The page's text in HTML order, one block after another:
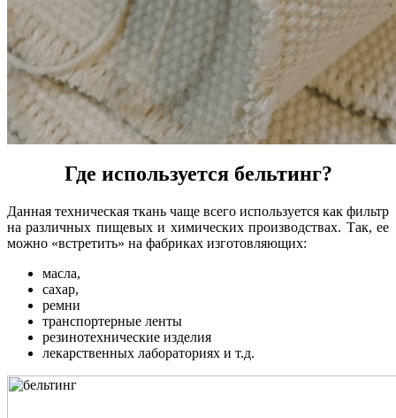
Где используется бельтинг?
Данная техническая ткань чаще всего используется как фильтр
на различных пищевых и химических производствах. Так, ее
можно «встретить» на фабриках изготовляющих:
масла,
сахар,
ремни
транспортерные ленты
резинотехнические изделия
лекарственных лабораториях и т.д.